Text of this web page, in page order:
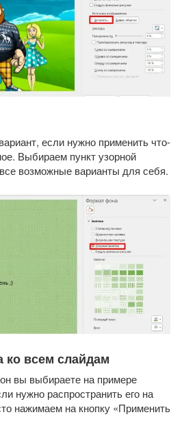
если нужно применить что-
Выбираем пункт узорной
возможные варианты для себя.
всем слайдам
вы выбираете на примере
нужно распространить его на
нажимаем на кнопку «Применить